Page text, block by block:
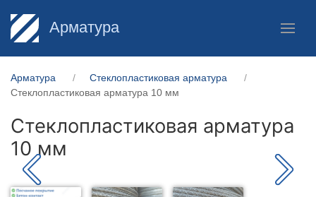
Арматура
Арматура
Стеклопластиковая арматура
Стеклопластиковая арматура 10 мм
Стеклопластиковая арматура
10 мм